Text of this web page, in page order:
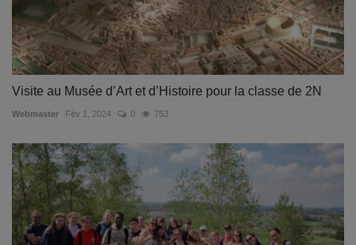
Visite au Musée d’Art et d’Histoire pour la classe de 2N
Webmaster Fév 1, 2024 0 753